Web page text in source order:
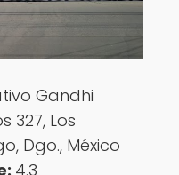
Gandhi
327, Los
Dgo., México
4.3